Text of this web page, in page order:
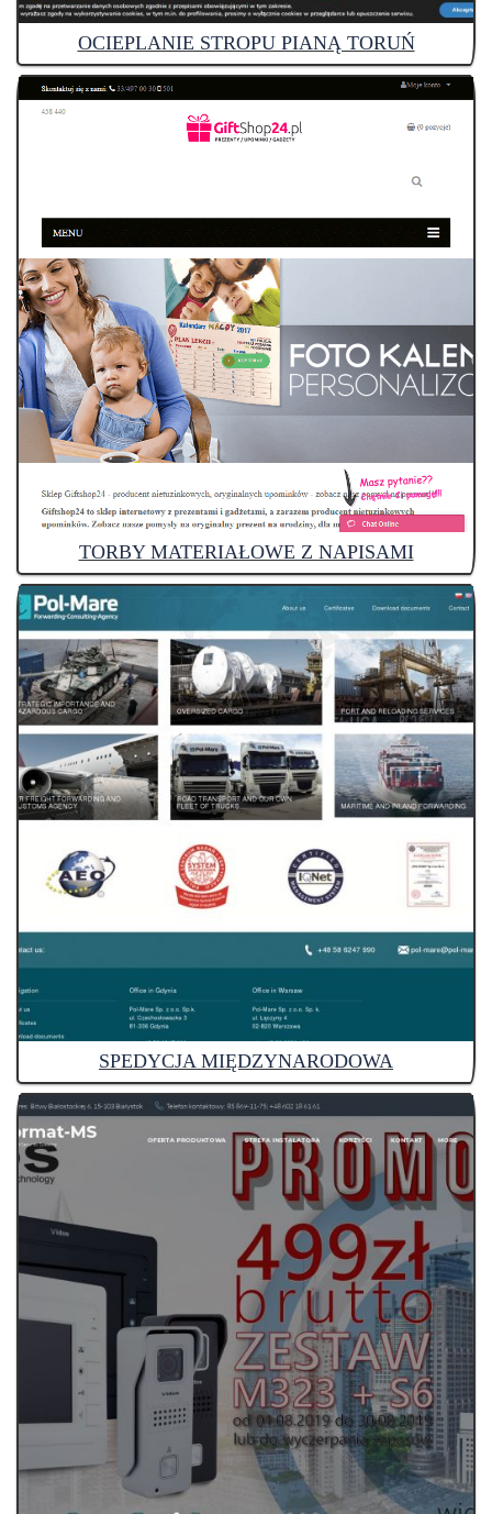
OCIEPLANIE STROPU PIANĄ TORUŃ
TORBY MATERIAŁOWE Z NAPISAMI
SPEDYCJA MIĘDZYNARODOWA